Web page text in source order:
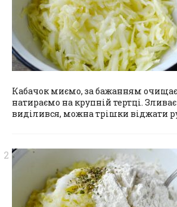
Кабачок миємо, за бажанням
натираємо на крупній тертці.
виділився, можна трішки віджати